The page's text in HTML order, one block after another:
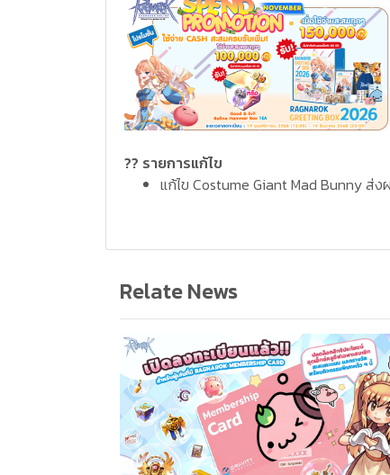
?? รายการแก้ไข
แก้ไข Costume Giant Mad Bunny ส่ง
Relate News